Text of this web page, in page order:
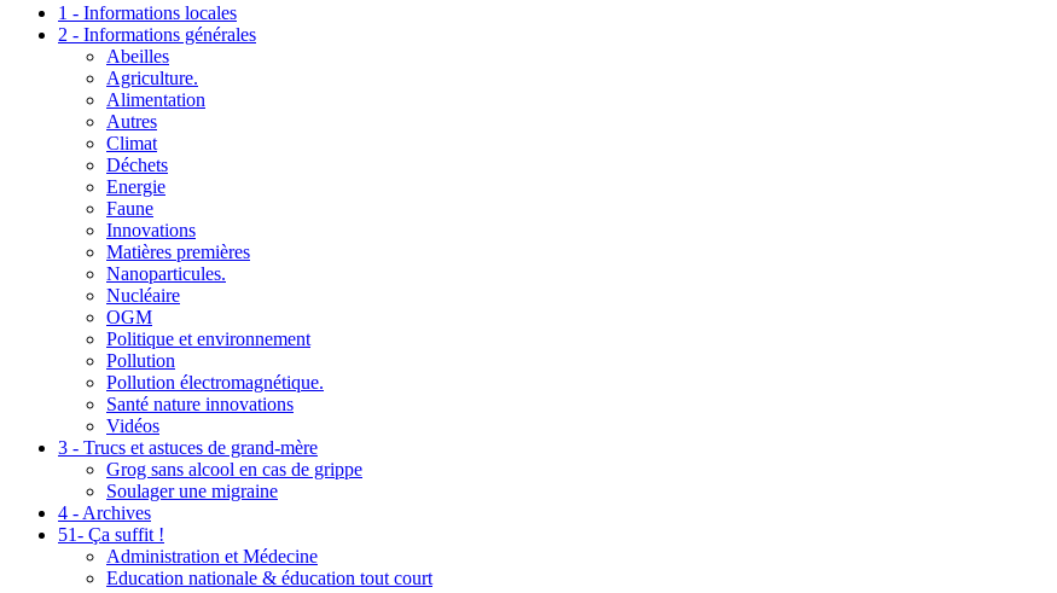
1 - Informations locales
2 - Informations générales
Abeilles
Agriculture.
Alimentation
Autres
Climat
Déchets
Energie
Faune
Innovations
Matières premières
Nanoparticules.
Nucléaire
OGM
Politique et environnement
Pollution
Pollution électromagnétique.
Santé nature innovations
Vidéos
3 - Trucs et astuces de grand-mère
Grog sans alcool en cas de grippe
Soulager une migraine
4 - Archives
51- Ça suffit !
Administration et Médecine
Education nationale & éducation tout court